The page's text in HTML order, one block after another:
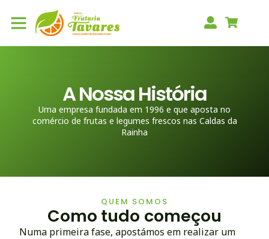
A Nossa História
Uma empresa fundada em 1996 e que aposta no
comércio de frutas e legumes frescos nas Caldas da
Rainha
QUEM SOMOS
Como tudo começou
Numa primeira fase, apostámos em realizar um